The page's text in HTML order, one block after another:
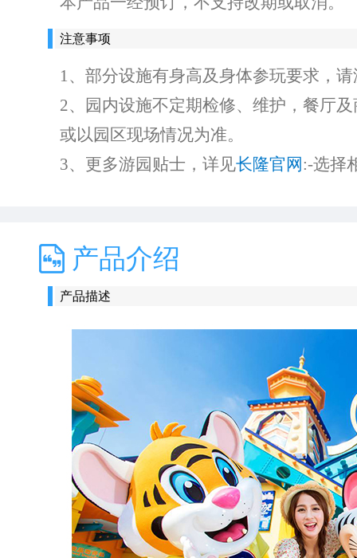
注意事项
1、部分设施有身高及身体参玩要求，
2、园内设施不定期检修、维护，餐厅
或以园区现场情况为准。
3、更多游园贴士，详见长隆官网 :-选择
产品介绍
产品描述